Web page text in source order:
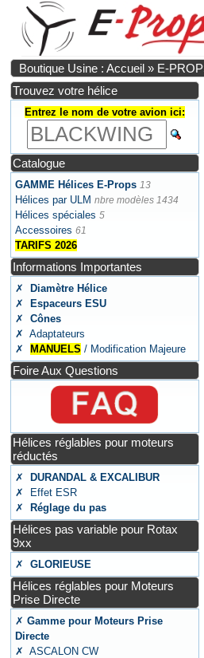
Boutique Usine : Accueil » E-
Trouvez votre hélice
Entrez le nom de votre avion ici:
Catalogue
GAMME Hélices E-Props 13
Hélices par ULM nbre modèles 1434
Hélices spéciales 5
Accessoires 61
TARIFS 2026
Informations Importantes
✗
Diamètre Hélice
✗
Espaceurs ESU
✗
Cônes
✗ Adaptateurs
✗
MANUELS / Modification Majeure
Foire Aux Questions
Hélices réglables pour moteurs
réductés
✗
DURANDAL & EXCALIBUR
✗ Effet ESR
✗
Réglage du pas
Hélices pas variable pour Rotax
9xx
✗GLORIEUSE
Hélices réglables pour Moteurs
Prise Directe
✗Gamme pour Moteurs Prise
Directe
✗ ASCALON CW